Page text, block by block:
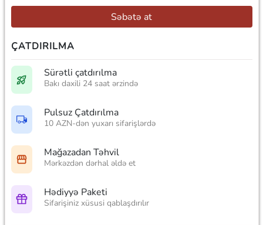
Səbətə at
ÇATDIRILMA
Sürətli çatdırılma
Bakı daxili 24 saat ərzində
Pulsuz Çatdırılma
10 AZN-dən yuxarı sifarişlərdə
Mağazadan Təhvil
Mərkəzdən dərhal əldə et
Hədiyyə Paketi
Sifarişiniz xüsusi qablaşdırılır